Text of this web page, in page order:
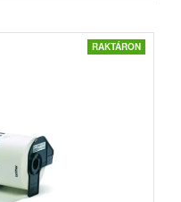
RAKTÁRON